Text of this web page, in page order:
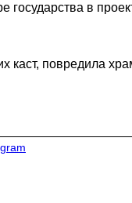
государства в
повредила